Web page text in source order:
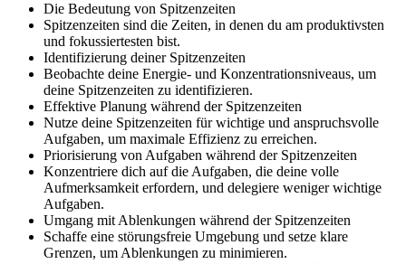
Die Bedeutung von Spitzenzeiten
Spitzenzeiten sind die Zeiten, in denen du am produktivsten
und fokussiertesten bist.
Identifizierung deiner Spitzenzeiten
Beobachte deine Energie- und Konzentrationsniveaus, um
deine Spitzenzeiten zu identifizieren.
Effektive Planung während der Spitzenzeiten
Nutze deine Spitzenzeiten für wichtige und anspruchsvolle
Aufgaben, um maximale Effizienz zu erreichen.
Priorisierung von Aufgaben während der Spitzenzeiten
Konzentriere dich auf die Aufgaben, die deine volle
Aufmerksamkeit erfordern, und delegiere weniger wichtige
Aufgaben.
Umgang mit Ablenkungen während der Spitzenzeiten
Schaffe eine störungsfreie Umgebung und setze klare
Grenzen, um Ablenkungen zu minimieren.